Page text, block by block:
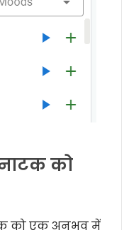
नाटक को
को एक अनुभव में